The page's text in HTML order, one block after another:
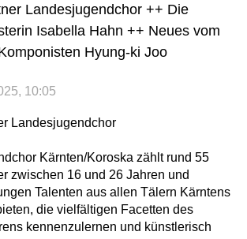
Landesjugendchor ++ Die
Isabella Hahn ++ Neues vom
Hyung-ki Joo
10:05
Landesjugendchor
Kärnten/Koroska zählt rund 55
zwischen 16 und 26 Jahren und
Talenten aus allen Tälern Kärntens
die vielfältigen Facetten des
kennenzulernen und künstlerisch